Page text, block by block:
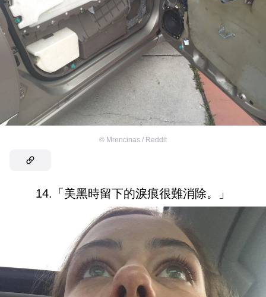
© Mrencinas / Reddit
14.「美黑時留下的淚痕很難消除。」